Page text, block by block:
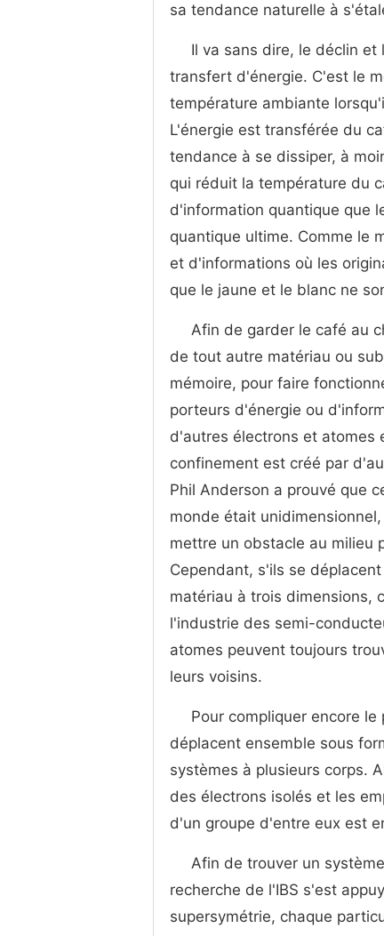
sa tendance naturelle à
Il va sans dire, le déclin
transfert d'énergie. C'est le
température ambiante
L'énergie est transférée du
tendance à se dissiper, à
qui réduit la température du
d'information quantique que
quantique ultime. Comme le
et d'informations où les
que le jaune et le blanc ne
Afin de garder le café au
de tout autre matériau ou
mémoire, pour faire
porteurs d'énergie ou
d'autres électrons et atomes
confinement est créé par
Phil Anderson a prouvé que
monde était
mettre un obstacle au milieu
Cependant, s'ils se
matériau à trois dimensions,
l'industrie des semi-
atomes peuvent toujours
leurs voisins.
Pour compliquer encore
déplacent ensemble sous
systèmes à plusieurs corps.
des électrons isolés et les
d'un groupe d'entre eux est
Afin de trouver un
recherche de l'IBS s'est
supersymétrie, chaque